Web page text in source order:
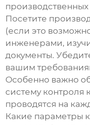
Посетите
(если это
инженерами,
документы.
вашим
Особенно важно
систему контроля
проводятся на
Какие параметры